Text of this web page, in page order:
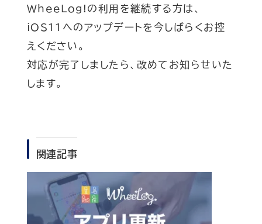
WheeLog!の利用を継続する方は、
iOS11へのアップデートを今しばらくお控
えください。
対応が完了しましたら、改めてお知らせいた
します。
関連記事